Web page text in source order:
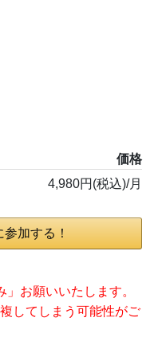
価格
4,980円(税込)/月
加する！
お願いいたします。
してしまう可能性がご